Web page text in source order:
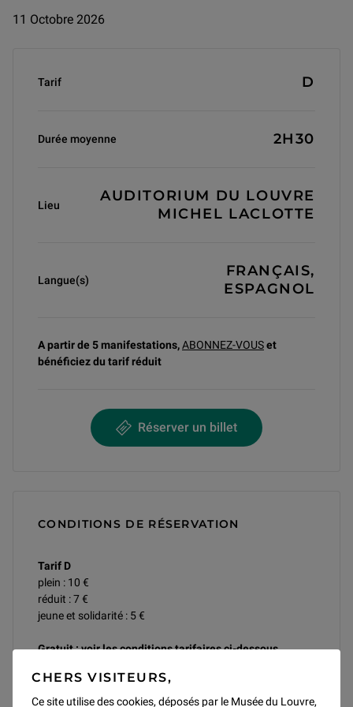
CHERS VISITEURS,
Ce site utilise des cookies, déposés par le Musée du Louvre,
11 Octobre 2026
Tarif
D
Durée moyenne 2H30
Lieu
AUDITORIUM DU LOUVRE
MICHEL LACLOTTE
Langue(s)
FRANÇAIS,
ESPAGNOL
A partir de 5 manifestations,ABONNEZ-VOUSet
bénéficiez du tarif réduit
Réserver un billet
CONDITIONS DE RÉSERVATION
Tarif D
plein : 10 €
réduit : 7 €
jeune et solidarité : 5 €
Gratuit : voir les conditions tarifaires ci-dessous.
l’événement sur présentation d’un justificatif et en
fonction des places disponibles.